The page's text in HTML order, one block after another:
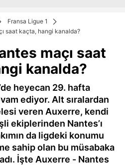
Fransa Ligue 1
saat kaçta, hangi kanalda?
maçı saat
kanalda?
heyecan 29. hafta
ediyor. Alt sıralardan
veren Auxerre, kendi
ekiplerinden Nantes’ı
da ligdeki konumu
sahip olan bu müsabaka
İşte Auxerre - Nantes